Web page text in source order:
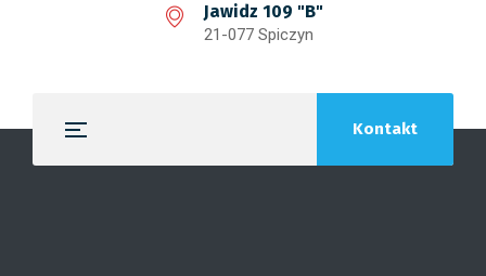
Jawidz 109 "B"
21-077 Spiczyn
Kontakt